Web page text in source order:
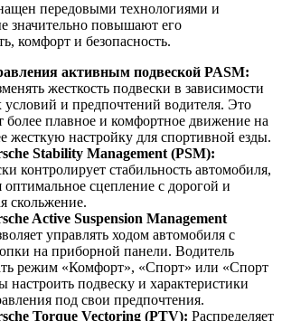
передовыми технологиями и
значительно повышают его
комфорт и безопасность.
активным подвеской PASM:
жесткость подвески в зависимости
и предпочтений водителя. Это
более плавное и комфортное движение на
жесткую настройку для спортивной езды.
Stability Management (PSM):
контролирует стабильность автомобиля,
сцепление с дорогой и
скольжение.
Active Suspension Management
управлять ходом автомобиля с
на приборной панели. Водитель
режим «Комфорт», «Спорт» или «Спорт
подвеску и характеристики
под свои предпочтения.
Torque Vectoring (PTV): Распределяет